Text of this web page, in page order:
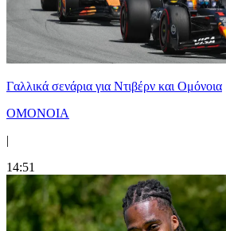
Γαλλικά σενάρια για Ντιβέρν και Ομόνοια
ΟΜΟΝΟΙΑ
|
14:51